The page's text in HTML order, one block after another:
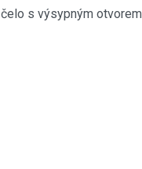
s výsypným otvorem